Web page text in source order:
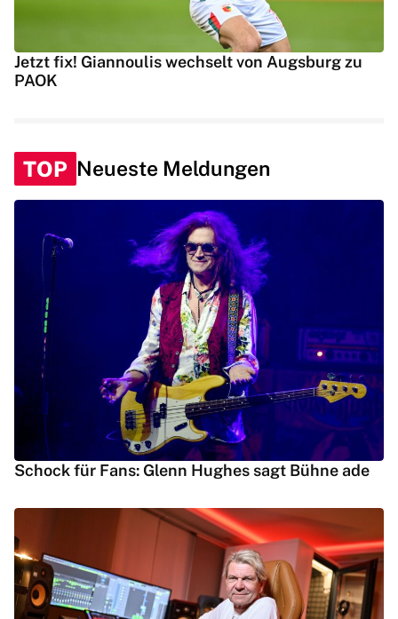
Jetzt fix! Giannoulis wechselt von Augsburg zu
PAOK
TOP Neueste Meldungen
Schock für Fans: Glenn Hughes sagt Bühne ade